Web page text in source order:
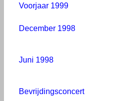
Voorjaar 1999
December 1998
Juni 1998
Bevrijdingsconcert